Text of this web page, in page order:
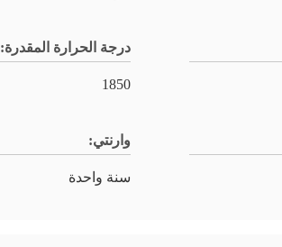
درجة الحرارة المقدرة:
1850
وارنتي:
سنة واحدة